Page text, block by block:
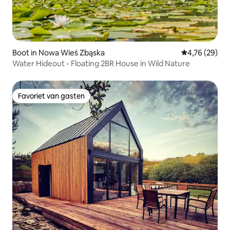
Boot in Nowa Wieś Zbąska Gemiddelde
4,76 (29)
Water Hideout - Floating 2BR House in Wild Nature
Favoriet van gasten
Favoriet van gasten